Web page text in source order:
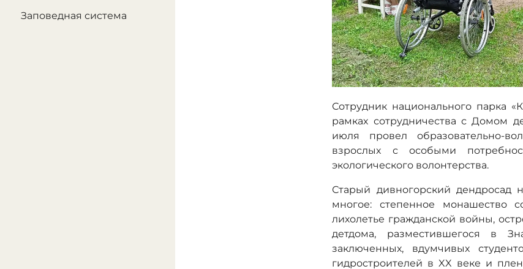
Заповедная система
Сотрудник национального парка
рамках сотрудничества с Домом
июля провел образовательно-
взрослых с особыми
экологического волонтерства.
Старый дивногорский дендросад
многое: степенное монашество
лихолетье гражданской войны,
детдома, разместившегося в
заключенных, вдумчивых
гидростроителей в XX веке и